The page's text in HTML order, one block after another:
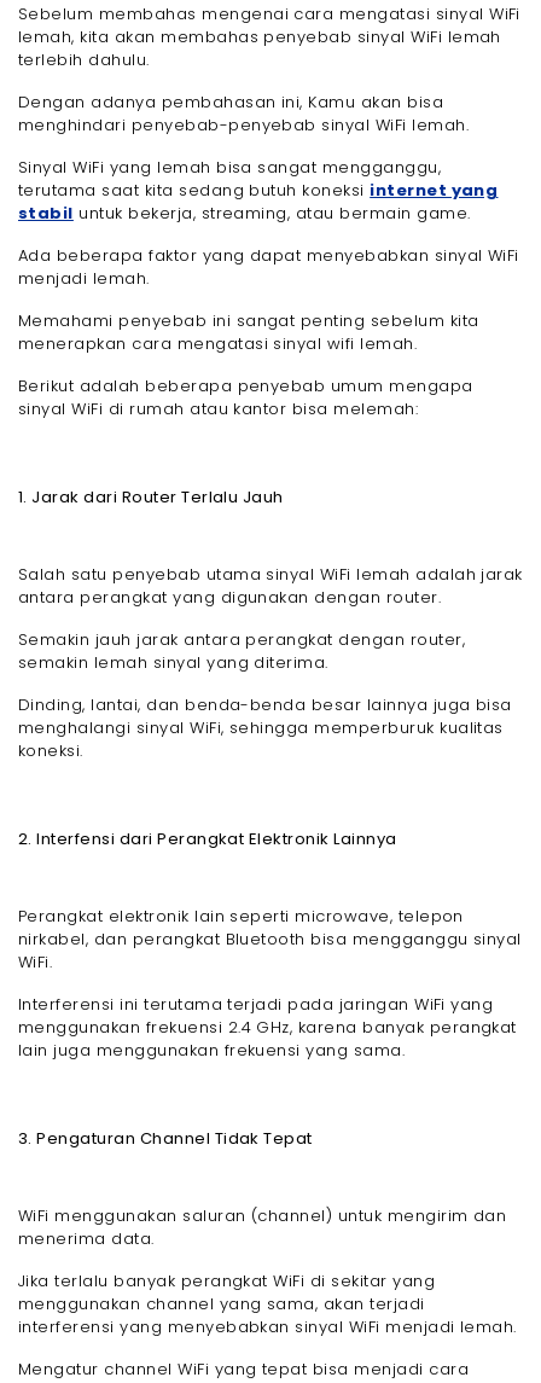
Sebelum membahas mengenai cara mengatasi sinyal WiFi
lemah, kita akan membahas penyebab sinyal WiFi lemah
terlebih dahulu.
Dengan adanya pembahasan ini, Kamu akan bisa
menghindari penyebab-penyebab sinyal WiFi lemah.
Sinyal WiFi yang lemah bisa sangat mengganggu,
terutama saat kita sedang butuh koneksi internet yang
stabil untuk bekerja, streaming, atau bermain game.
Ada beberapa faktor yang dapat menyebabkan sinyal WiFi
menjadi lemah.
Memahami penyebab ini sangat penting sebelum kita
menerapkan cara mengatasi sinyal wifi lemah.
Berikut adalah beberapa penyebab umum mengapa
sinyal WiFi di rumah atau kantor bisa melemah:
1. Jarak dari Router Terlalu Jauh
Salah satu penyebab utama sinyal WiFi lemah adalah jarak
antara perangkat yang digunakan dengan router.
Semakin jauh jarak antara perangkat dengan router,
semakin lemah sinyal yang diterima.
Dinding, lantai, dan benda-benda besar lainnya juga bisa
menghalangi sinyal WiFi, sehingga memperburuk kualitas
koneksi.
2. Interfensi dari Perangkat Elektronik Lainnya
Perangkat elektronik lain seperti microwave, telepon
nirkabel, dan perangkat Bluetooth bisa mengganggu sinyal
WiFi.
Interferensi ini terutama terjadi pada jaringan WiFi yang
menggunakan frekuensi 2.4 GHz, karena banyak perangkat
lain juga menggunakan frekuensi yang sama.
3. Pengaturan Channel Tidak Tepat
WiFi menggunakan saluran (channel) untuk mengirim dan
menerima data.
Jika terlalu banyak perangkat WiFi di sekitar yang
menggunakan channel yang sama, akan terjadi
interferensi yang menyebabkan sinyal WiFi menjadi lemah.
Mengatur channel WiFi yang tepat bisa menjadi cara